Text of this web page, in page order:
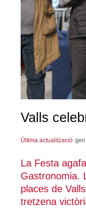
Valls
Última actualització
La Festa
Gastronomia.
places de
tretzena